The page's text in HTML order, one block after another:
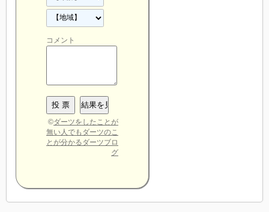
コメント
©ダーツをしたことが
無い人でもダーツのこ
とが分かるダーツブロ
グ